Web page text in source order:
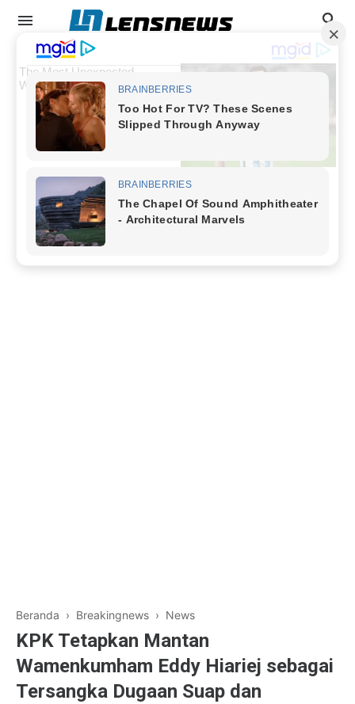
info
Tips Dan Trik
Beranda › Breakingnews › News
KPK Tetapkan Mantan
Wamenkumham Eddy Hiariej sebagai
Tersangka Dugaan Suap dan